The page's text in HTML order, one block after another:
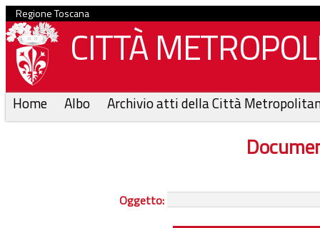
Regione Toscana
CITTÀ
Home Albo Archivio atti della Città
Oggetto: